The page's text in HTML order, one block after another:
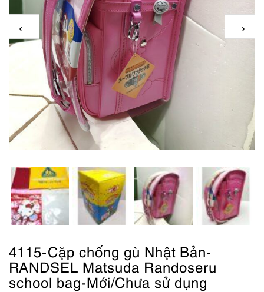
4115-Cặp chống gù Nhật Bản-
RANDSEL Matsuda Randoseru
school bag-Mới/Chưa sử dụng